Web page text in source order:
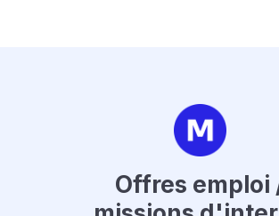
Offres emploi